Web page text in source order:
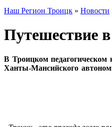
Наш Регион Троицк » Новости
Путешествие
В Троицком педагогическом
Ханты-Мансийского